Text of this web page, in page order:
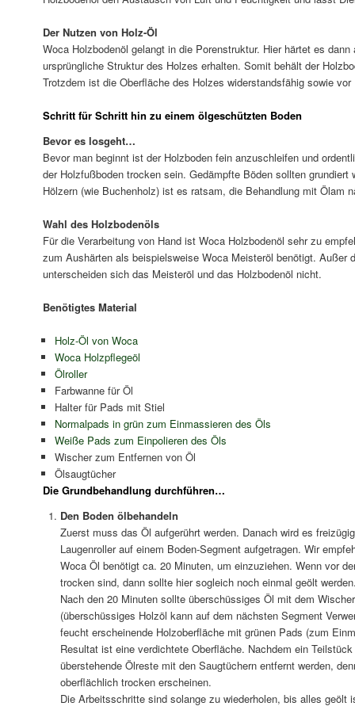
Der Nutzen von Holz-Öl
Woca Holzbodenöl gelangt in die Porenstruktur. Hier härtet es
ursprüngliche Struktur des Holzes erhalten. Somit behält der
Trotzdem ist die Oberfläche des Holzes widerstandsfähig sowie
Schritt für Schritt hin zu einem ölgeschützten Boden
Bevor es losgeht…
Bevor man beginnt ist der Holzboden fein anzuschleifen und
der Holzfußboden trocken sein. Gedämpfte Böden sollten grundiert
Hölzern (wie Buchenholz) ist es ratsam, die Behandlung mit Ölam
Wahl des Holzbodenöls
Für die Verarbeitung von Hand ist Woca Holzbodenöl sehr zu
zum Aushärten als beispielsweise Woca Meisteröl benötigt. Außer
unterscheiden sich das Meisteröl und das Holzbodenöl nicht.
Benötigtes Material
Holz-Öl von Woca
Woca Holzpflegeöl
Ölroller
Farbwanne für Öl
Halter für Pads mit Stiel
Normalpads in grün zum Einmassieren des Öls
Weiße Pads zum Einpolieren des Öls
Wischer zum Entfernen von Öl
Ölsaugtücher
Die Grundbehandlung durchführen…
Den Boden ölbehandeln
Zuerst muss das Öl aufgerührt werden. Danach wird es
Laugenroller auf einem Boden-Segment aufgetragen. Wir
Woca Öl benötigt ca. 20 Minuten, um einzuziehen. Wenn vor
trocken sind, dann sollte hier sogleich noch einmal geölt
Nach den 20 Minuten sollte überschüssiges Öl mit dem
(überschüssiges Holzöl kann auf dem nächsten Segment
feucht erscheinende Holzoberfläche mit grünen Pads (zum
Resultat ist eine verdichtete Oberfläche. Nachdem ein
überstehende Ölreste mit den Saugtüchern entfernt werden,
oberflächlich trocken erscheinen.
Die Arbeitsschritte sind solange zu wiederholen, bis alles geölt